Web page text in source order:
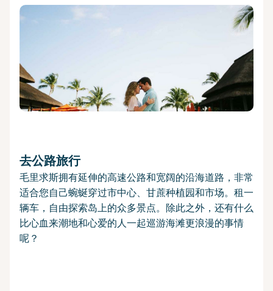
去公路旅行
毛里求斯拥有延伸的高速公路和宽阔的沿海道路，非常
适合您自己蜿蜒穿过市中心、甘蔗种植园和市场。租一
辆车，自由探索岛上的众多景点。除此之外，还有什么
比心血来潮地和心爱的人一起巡游海滩更浪漫的事情
呢？